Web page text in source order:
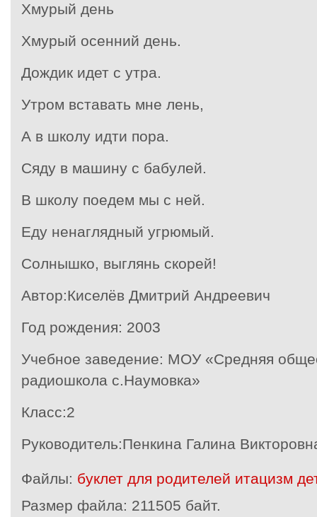
Хмурый день
Хмурый осенний день.
Дождик идет с утра.
Утром вставать мне лень,
А в школу идти пора.
Сяду в машину с бабулей.
В школу поедем мы с ней.
Еду ненаглядный угрюмый.
Солнышко, выглянь скорей!
Автор:Киселёв Дмитрий Андреевич
Год рождения: 2003
Учебное заведение: МОУ «Средняя
радиошкола с.Наумовка»
Класс:2
Руководитель:Пенкина Галина
Файлы: буклет для родителей итацизм
Размер файла: 211505 байт.